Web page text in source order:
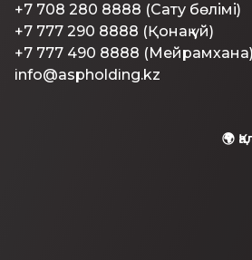
+7 708 280 8888 (Сату бөлімі)
+7 777 290 8888 (Қонақ үй)
+7 777 490 8888 (Мейрамхана)
info@aspholding.kz
🌍